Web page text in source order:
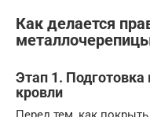
Как делается
Этап 1.
кровли